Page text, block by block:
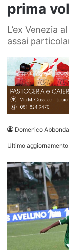
prima
L’ex Venezia
assai
Domenico
Ultimo